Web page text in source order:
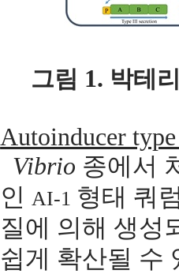
그림 1. 박테
Autoinducer
Vibrio 종에서
인 AI-1 형태 쿼
질에 의해 생성
쉽게 확산될 수